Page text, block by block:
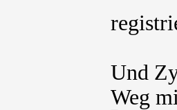
Und
Weg